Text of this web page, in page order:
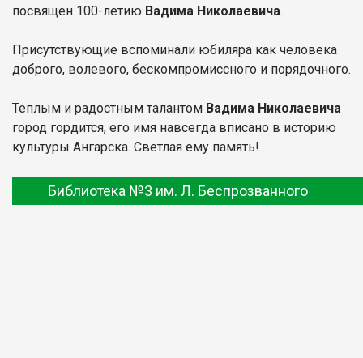
посвящен 100-летию Вадима Николаевича.
Присутствующие вспоминали юбиляра как человека
доброго, волевого, бескомпромиссного и порядочного.
Теплым и радостным талантом Вадима Николаевича
город гордится, его имя навсегда вписано в историю
культуры Ангарска. Светлая ему память!
Библиотека №3 им. Л. Беспрозванного